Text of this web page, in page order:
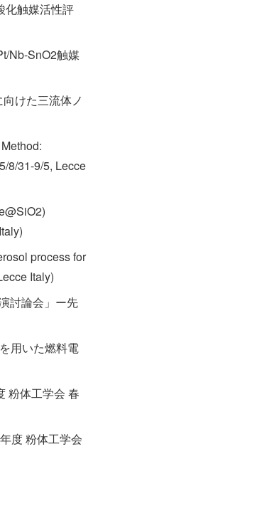
化触媒活性評
Nb-SnO2触媒
けた三流体ノ
8/31-9/5, Lecce
process for
Italy)
討論会」ー先
用いた燃料電
粉体工学会 春
度 粉体工学会